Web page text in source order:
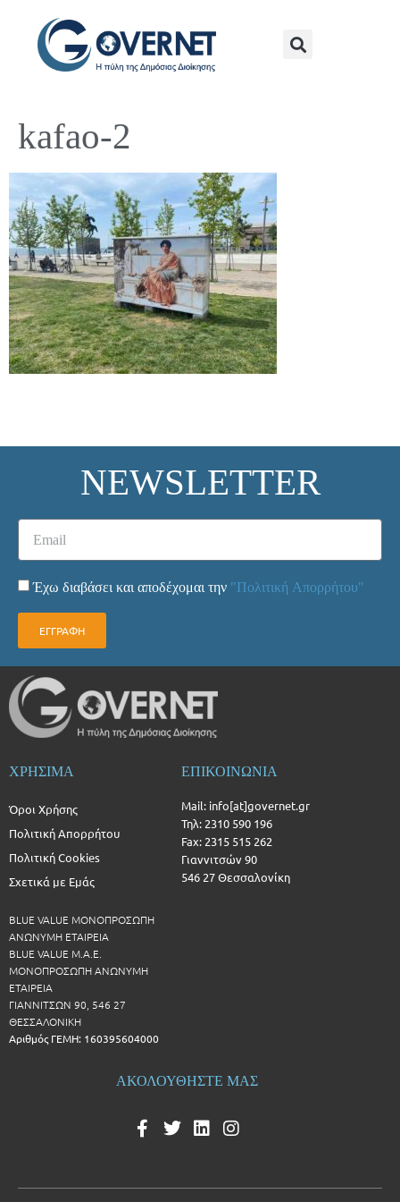
kafao-2
NEWSLETTER
Έχω διαβάσει και αποδέχομαι την "Πολιτική Απορρήτου"
ΕΓΓΡΑΦΗ
ΧΡΗΣΙΜΑ
Όροι Χρήσης
Πολιτική Απορρήτου
Πολιτική Cookies
Σχετικά με Εμάς
BLUE VALUE ΜΟΝΟΠΡΟΣΩΠΗ
ΑΝΩΝΥΜΗ ΕΤΑΙΡΕΙΑ
BLUE VALUE Μ.Α.Ε.
ΜΟΝΟΠΡΟΣΩΠΗ ΑΝΩΝΥΜΗ
ΕΤΑΙΡΕΙΑ
ΓΙΑΝΝΙΤΣΩΝ 90, 546 27
ΘΕΣΣΑΛΟΝΙΚΗ
Αριθμός ΓΕΜΗ: 160395604000
ΕΠΙΚΟΙΝΩΝΙΑ
Mail: info[at]governet.gr
Τηλ: 2310 590 196
Fax: 2315 515 262
Γιαννιτσών 90
546 27 Θεσσαλονίκη
ΑΚΟΛΟΥΘΗΣΤΕ ΜΑΣ